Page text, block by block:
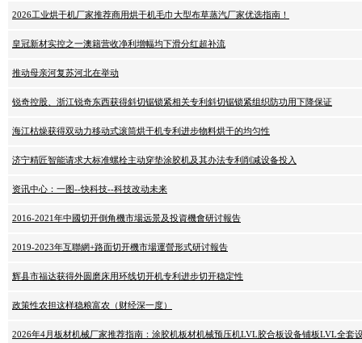
2026工业烘干机厂家推荐商用烘干机毛巾大型布草蒸汽厂家优选指南！
皇冠新材实控之一澳籍营收净利增幅均下滑分红超补流
推动母亲河复苏河北在举动
锐奇控股、浙江锐奇东西获得斜切锯锁紧相关专利斜切锯锁紧组织防功用下降保证
海江枯燥获得双动力移动式滚筒烘干机专利进步物料烘干的均匀性
济宁精匠智能请求大标准螺栓主动穿垫涂胶机及其办法专利削减设备投入
资讯中心：一图--快科技--科技改动未来
2016-2021年中國切开倒角機市場远景及投資機會研讨報告
2019-2023年互聯網+路面切开機市場運營形式研讨報告
辉县市福达获得外圆磨床用环线切开机专利进步切开稳定性
政策性农担这样稳粮富农（财经深一度）
2026年4月板材机械厂家推荐指南：涂胶机板材机械预压机LVL胶合板设备铺板LVL全套